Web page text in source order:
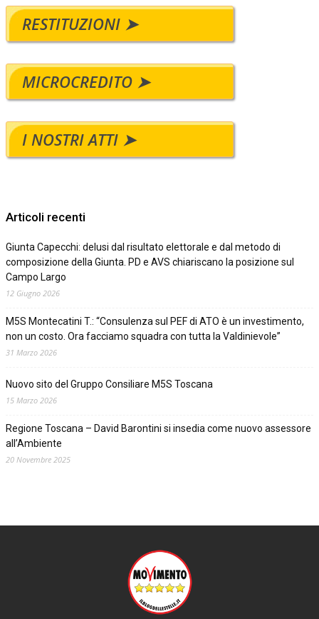
RESTITUZIONI ➤
MICROCREDITO ➤
I NOSTRI ATTI ➤
Articoli recenti
Giunta Capecchi: delusi dal risultato elettorale e dal metodo di
composizione della Giunta. PD e AVS chiariscano la posizione sul
Campo Largo
12 Giugno 2026
M5S Montecatini T.: “Consulenza sul PEF di ATO è un investimento,
non un costo. Ora facciamo squadra con tutta la Valdinievole”
31 Marzo 2026
Nuovo sito del Gruppo Consiliare M5S Toscana
15 Marzo 2026
Regione Toscana – David Barontini si insedia come nuovo assessore
all’Ambiente
20 Novembre 2025